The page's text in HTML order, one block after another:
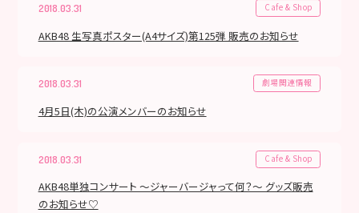
2018.03.31 Cafe & Shop
AKB48 生写真ポスター(A4サイズ)第125弾 販売のお知らせ
2018.03.31 劇場関連情報
4月5日(木)の公演メンバーのお知らせ
2018.03.31 Cafe & Shop
AKB48単独コンサート ～ジャーバージャって何？～ グッズ販売
のお知らせ♡